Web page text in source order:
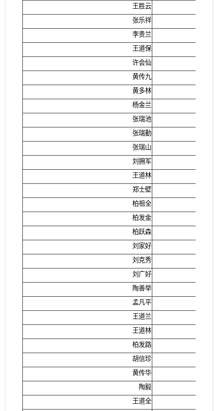
王胜云
张乐祥
李贵兰
王道保
许会仙
黄传九
黄多林
杨金兰
张瑞池
张瑞勤
张瑞山
刘拥军
王道林
郑士壁
柏祖全
柏发金
柏跃森
刘家好
刘克秀
刘广好
陶善举
孟凡平
王道兰
王道林
柏发路
胡信珍
黄传华
陶毅
王道全